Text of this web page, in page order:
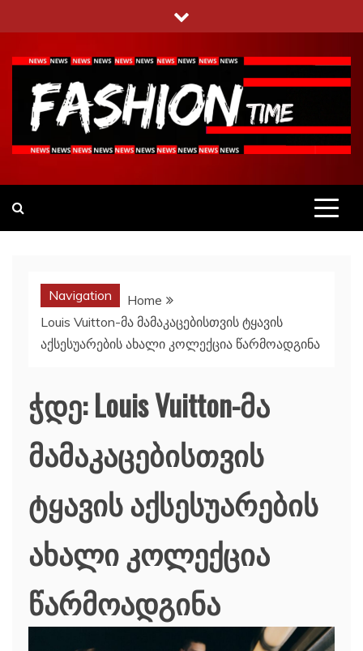
to
content
Navigation
Home
Louis Vuitton-მა მამაკაცებისთვის ტყავის
აქსესუარების ახალი კოლექცია წარმოადგინა
ჭდე:Louis Vuitton-მა
მამაკაცებისთვის
ტყავის აქსესუარების
ახალი კოლექცია
წარმოადგინა